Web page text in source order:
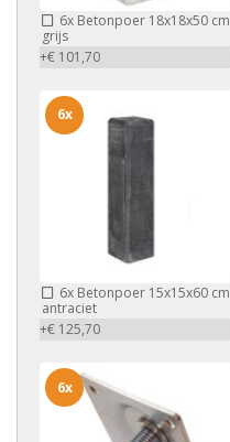
6x Betonpoer 18x18x50 cm
grijs
+€ 101,70
6x Betonpoer 15x15x60 cm
antraciet
+€ 125,70
6x
6x